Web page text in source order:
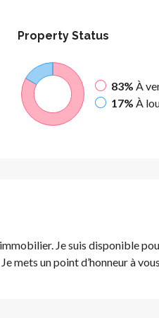
PropertyStatus
83% À
17% À
Je suis disponible
mets un point d’honneur à